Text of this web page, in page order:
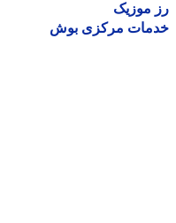
موزیک
مرکزی بوش